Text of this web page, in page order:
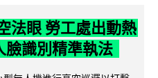
法眼 勞工處出動熱
臉識別精準執法